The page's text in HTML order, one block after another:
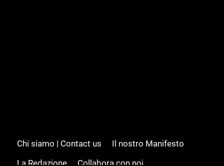
Chi siamo | Contact us
Il nostro Manifesto
La Redazione
Collabora con noi